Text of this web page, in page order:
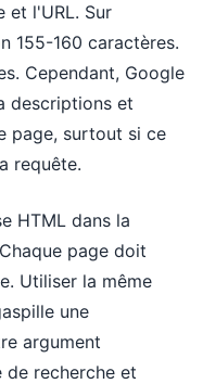
et l'URL. Sur
155-160 caractères.
Cependant, Google
descriptions et
page, surtout si ce
requête.
HTML dans la
page doit
Utiliser la même
une
argument
de recherche et